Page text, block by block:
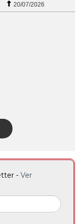
20/07/2026
- Ver